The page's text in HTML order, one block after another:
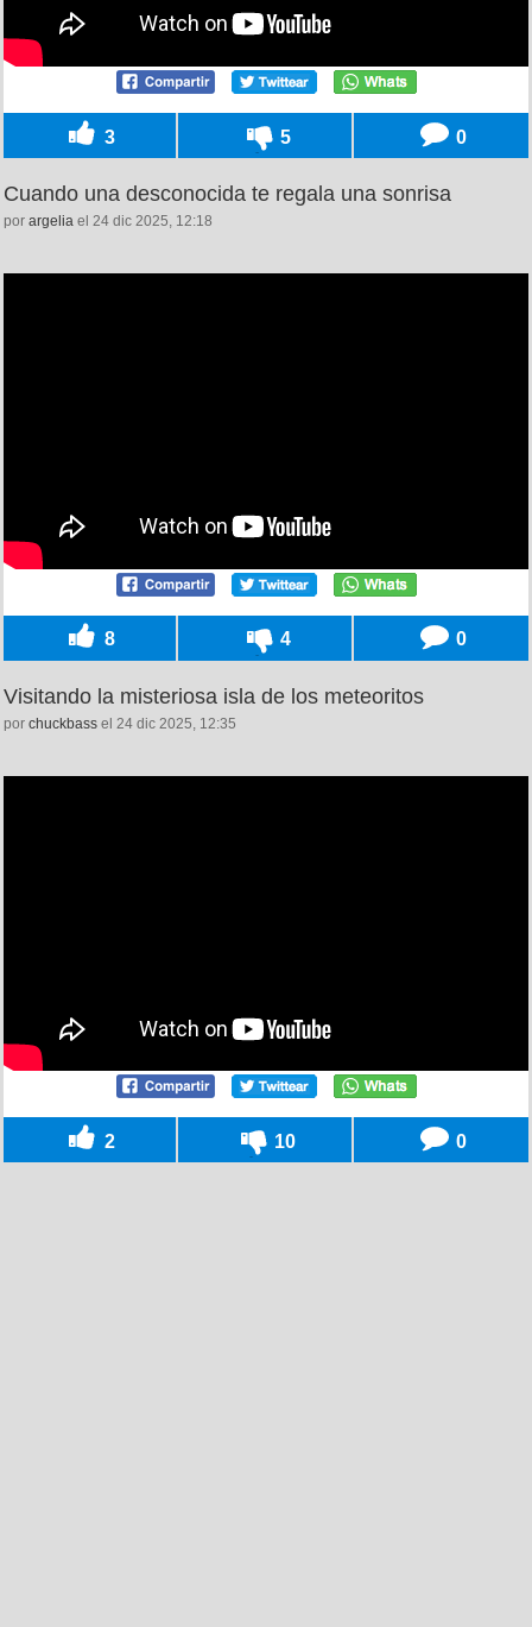
3 5 0
Cuando una desconocida te regala una sonrisa
por argelia el 24 dic 2025, 12:18
8 4 0
Visitando la misteriosa isla de los meteoritos
por chuckbass el 24 dic 2025, 12:35
2 10 0